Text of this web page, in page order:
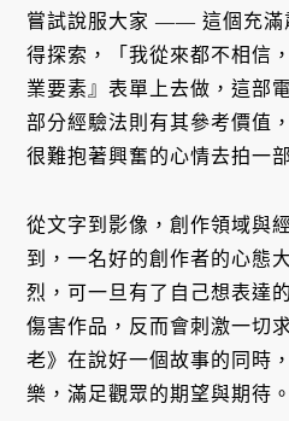
嘗試說服大家 —— 這個充滿
得探索，「我從來都不相信
業要素』表單上去做，這部
部分經驗法則有其參考價值
很難抱著興奮的心情去拍一
從文字到影像，創作領域與
到，一名好的創作者的心態
烈，可一旦有了自己想表達
傷害作品，反而會刺激一切
老》在說好一個故事的同時
樂，滿足觀眾的期望與期待。